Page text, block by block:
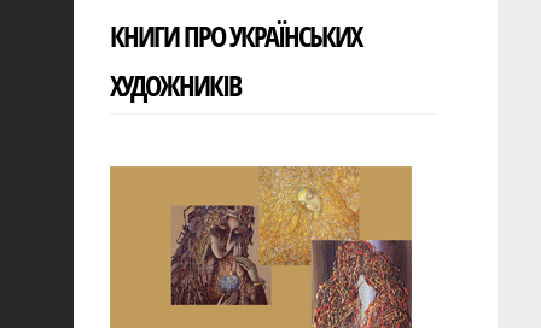
КНИГИ ПРО УКРАЇНСЬКИХ
ХУДОЖНИКІВ